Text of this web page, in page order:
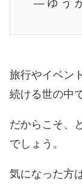
— ゆ う
旅行やイベン
続ける世の中
だからこそ、
でしょう。
気になった方